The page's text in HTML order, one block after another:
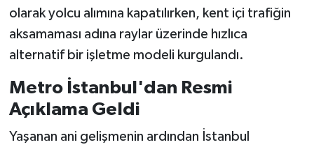
olarak yolcu alımına kapatılırken, kent içi trafiğin
aksamaması adına raylar üzerinde hızlıca
alternatif bir işletme modeli kurgulandı.
Metro İstanbul'dan Resmi
Açıklama Geldi
Yaşanan ani gelişmenin ardından İstanbul